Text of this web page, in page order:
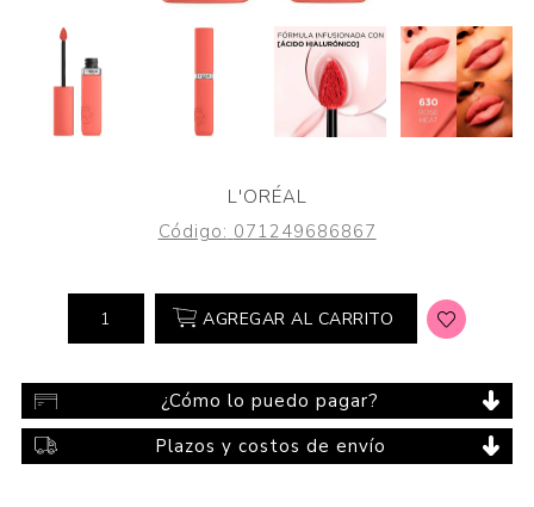
L'ORÉAL
Código: 071249686867
AGREGAR AL CARRITO
¿Cómo lo puedo pagar?
Plazos y costos de envío